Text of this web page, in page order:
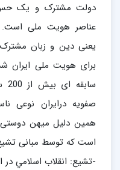
دولت مشترک و یک حس
عناصر هویت ملی است.
یعنی دین و زبان
برای هویت ملی ایران
صفویه درایران نوعی
همین دلیل میهن
است که توسط مبانی
-تشیع: انقلاب اسلامي